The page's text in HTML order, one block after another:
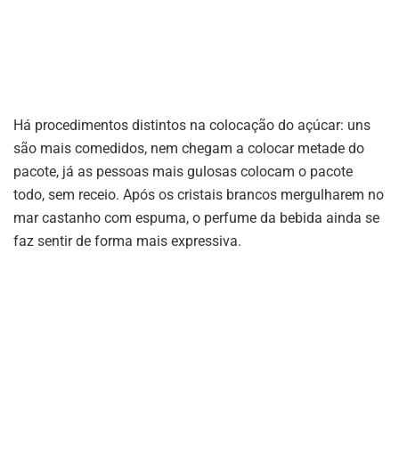
Há procedimentos distintos na colocação do açúcar: uns
são mais comedidos, nem chegam a colocar metade do
pacote, já as pessoas mais gulosas colocam o pacote
todo, sem receio. Após os cristais brancos mergulharem no
mar castanho com espuma, o perfume da bebida ainda se
faz sentir de forma mais expressiva.